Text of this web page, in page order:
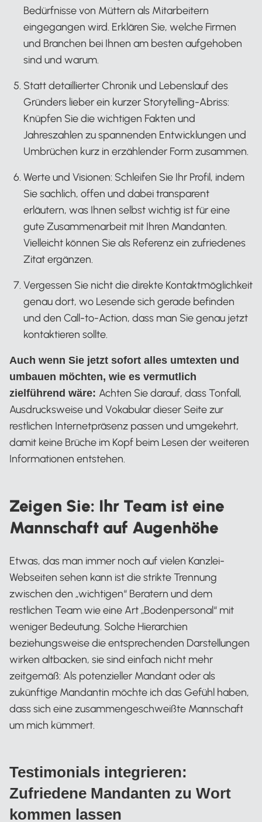
Bedürfnisse von Müttern als Mitarbeitern
eingegangen wird. Erklären Sie, welche Firmen
und Branchen bei Ihnen am besten aufgehoben
sind und warum.
Statt detaillierter Chronik und Lebenslauf des
Gründers lieber ein kurzer Storytelling-Abriss:
Knüpfen Sie die wichtigen Fakten und
Jahreszahlen zu spannenden Entwicklungen und
Umbrüchen kurz in erzählender Form zusammen.
Werte und Visionen: Schleifen Sie Ihr Profil, indem
Sie sachlich, offen und dabei transparent
erläutern, was Ihnen selbst wichtig ist für eine
gute Zusammenarbeit mit Ihren Mandanten.
Vielleicht können Sie als Referenz ein zufriedenes
Zitat ergänzen.
Vergessen Sie nicht die direkte Kontaktmöglichkeit
genau dort, wo Lesende sich gerade befinden
und den Call-to-Action, dass man Sie genau jetzt
kontaktieren sollte.
Auch wenn Sie jetzt sofort alles umtexten und
umbauen möchten, wie es vermutlich
zielführend wäre: Achten Sie darauf, dass Tonfall,
Ausdrucksweise und Vokabular dieser Seite zur
restlichen Internetpräsenz passen und umgekehrt,
damit keine Brüche im Kopf beim Lesen der weiteren
Informationen entstehen.
Zeigen Sie: Ihr Team ist eine
Mannschaft auf Augenhöhe
Etwas, das man immer noch auf vielen Kanzlei-
Webseiten sehen kann ist die strikte Trennung
zwischen den „wichtigen“ Beratern und dem
restlichen Team wie eine Art „Bodenpersonal“ mit
weniger Bedeutung. Solche Hierarchien
beziehungsweise die entsprechenden Darstellungen
wirken altbacken, sie sind einfach nicht mehr
zeitgemäß: Als potenzieller Mandant oder als
zukünftige Mandantin möchte ich das Gefühl haben,
dass sich eine zusammengeschweißte Mannschaft
um mich kümmert.
Testimonials integrieren:
Zufriedene Mandanten zu Wort
kommen lassen